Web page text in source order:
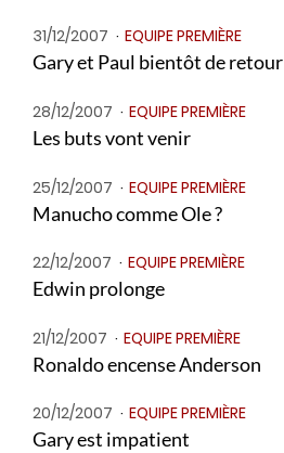
31/12/2007 EQUIPE PREMIÈRE
Gary et Paul bientôt de retour
28/12/2007 EQUIPE PREMIÈRE
Les buts vont venir
25/12/2007 EQUIPE PREMIÈRE
Manucho comme Ole ?
22/12/2007 EQUIPE PREMIÈRE
Edwin prolonge
21/12/2007 EQUIPE PREMIÈRE
Ronaldo encense Anderson
20/12/2007 EQUIPE PREMIÈRE
Gary est impatient